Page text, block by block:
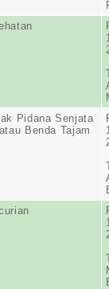
Pidana Senjata
Benda Tajam